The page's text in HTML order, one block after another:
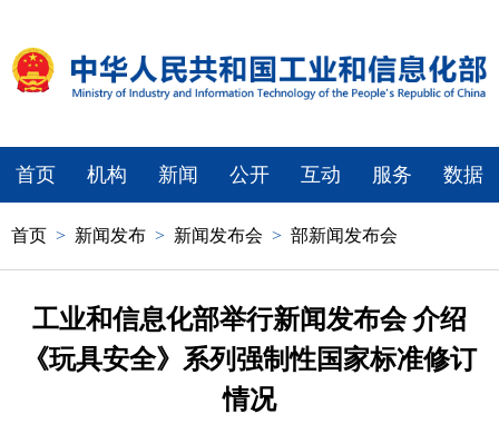
首页 机构 新闻 公开 互动 服务 数据
首页 > 新闻发布 > 新闻发布会 > 部新闻发布会
工业和信息化部举行新闻发布会 介绍
《玩具安全》系列强制性国家标准修订
情况